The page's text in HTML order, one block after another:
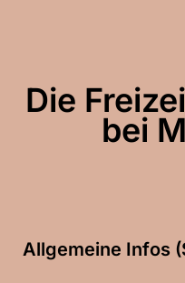
Die
bei
Allgemeine Infos